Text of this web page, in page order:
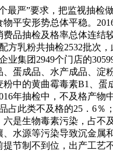
严”要求，把监视抽检
平安形势总体平稳。
品抽检及格率总体连
方乳粉共抽检2532批次
业集团2949个门店的
蛋成品、水产成品、
中的黄曲霉毒素B1、
年抽检中，不及格产
占此类不及格的25．6
是生物毒素污染，占
水源等污染导致沉金
节制不到位，出产工